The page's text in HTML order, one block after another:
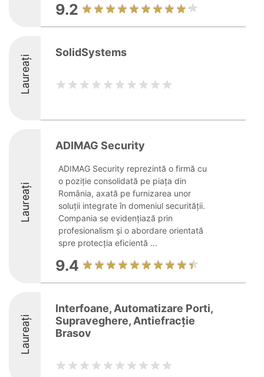
9.2
Laureați
SolidSystems
Laureați
ADIMAG Security
ADIMAG Security reprezintă o firmă cu
o poziție consolidată pe piața din
România, axată pe furnizarea unor
soluții integrate în domeniul securității.
Compania se evidențiază prin
profesionalism și o abordare orientată
spre protecția eficientă ...
9.4
Laureați
Interfoane, Automatizare Porti,
Supraveghere, Antiefracție
Brasov